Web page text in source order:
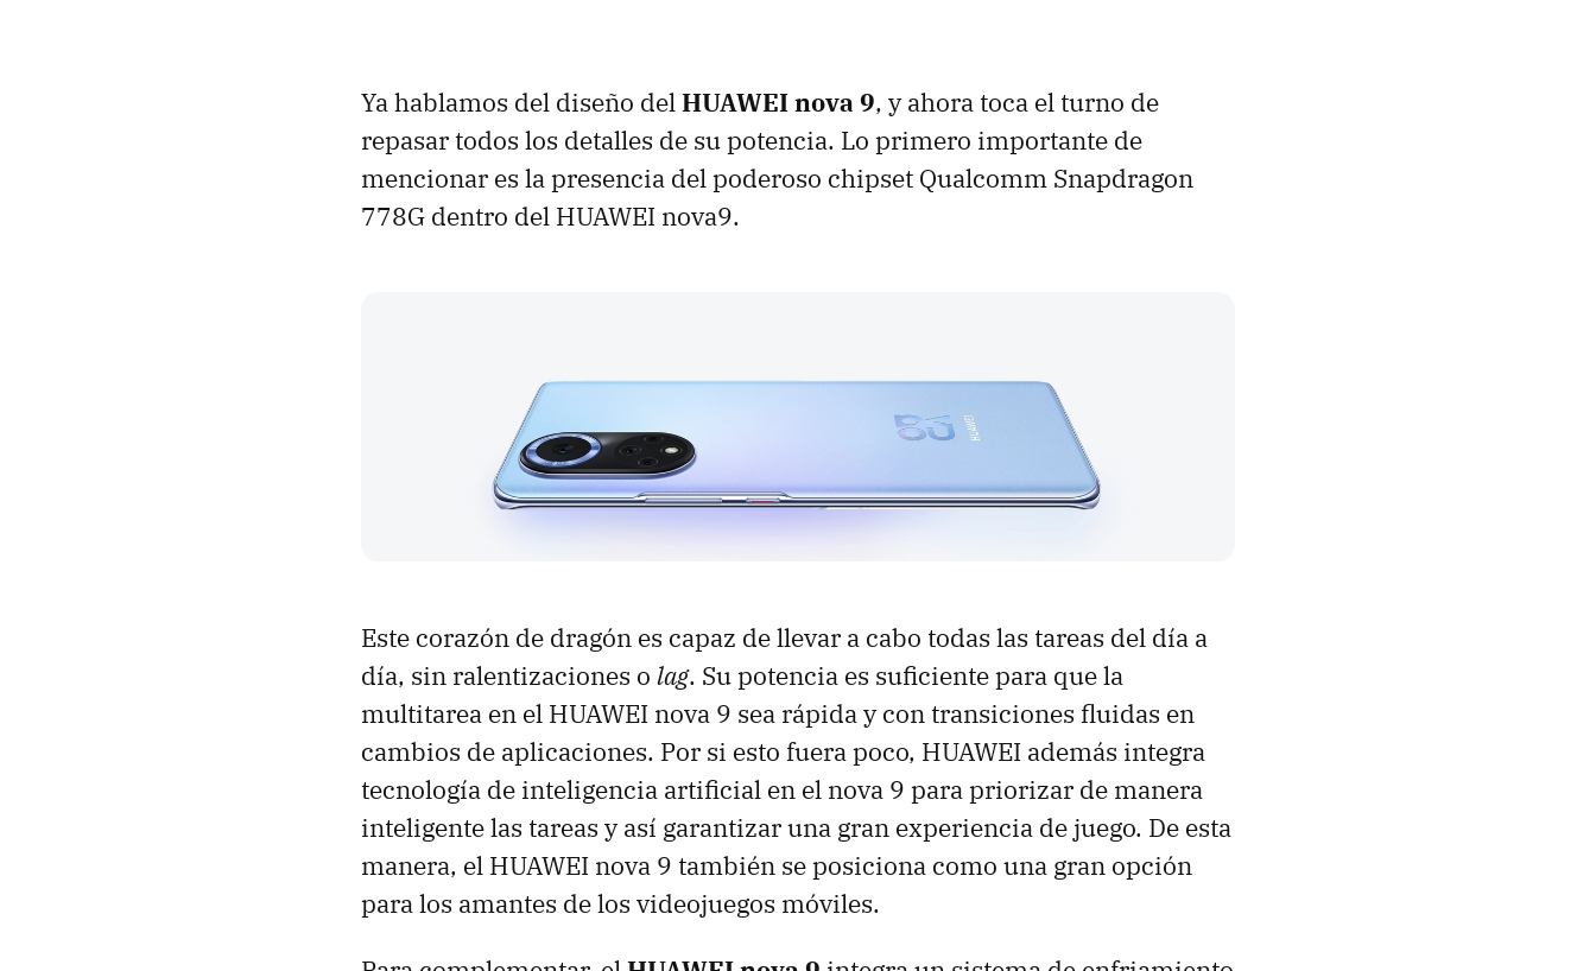
Ya hablamos del diseño delHUAWEI nova 9, y ahora toca el turno de
repasar todos los detalles de su potencia. Lo primero importante de
mencionar es la presencia del poderoso chipset Qualcomm Snapdragon
778G dentro del HUAWEI nova9.
Este corazón de dragón es capaz de llevar a cabo todas las tareas del día a
día, sin ralentizaciones o lag. Su potencia es suficiente para que la
multitarea en el HUAWEI nova 9 sea rápida y con transiciones fluidas en
cambios de aplicaciones. Por si esto fuera poco, HUAWEI además integra
tecnología de inteligencia artificial en el nova 9 para priorizar de manera
inteligente las tareas y así garantizar una gran experiencia de juego. De esta
manera, el HUAWEI nova 9 también se posiciona como una gran opción
para los amantes de los videojuegos móviles.